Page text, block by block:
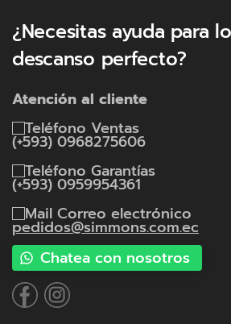
¿Necesitas ayuda para
descanso perfecto?
Atención al cliente
Ventas
(+593) 0968275606
Garantías
(+593) 0959954361
Correo electrónico
pedidos@simmons.com.ec
Chatea con nosotros